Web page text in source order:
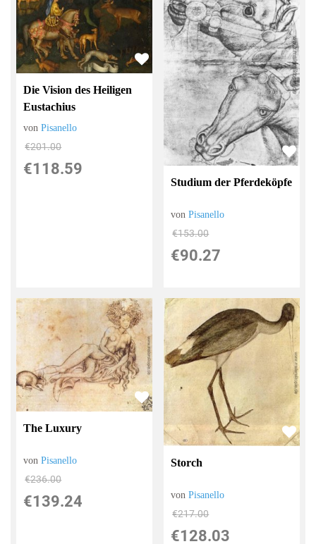
Die Vision des Heiligen
Eustachius
vonPisanello
€201.00
€118.59
Studium der Pferdeköpfe
vonPisanello
€153.00
€90.27
The Luxury
vonPisanello
€236.00
€139.24
Storch
vonPisanello
€217.00
€128.03